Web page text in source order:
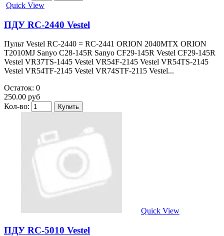
Quick View
ПДУ RC-2440 Vestel
Пульт Vestel RC-2440 = RC-2441 ORION 2040MTX ORION
T2010MJ Sanyo C28-145R Sanyo CF29-145R Vestel CF29-145R
Vestel VR37TS-1445 Vestel VR54F-2145 Vestel VR54TS-2145
Vestel VR54TF-2145 Vestel VR74STF-2115 Vestel...
Остаток: 0
250.00 руб
Кол-во:
Quick View
ПДУ RC-5010 Vestel